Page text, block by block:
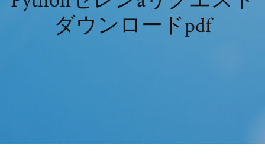
ダウンロードpdf